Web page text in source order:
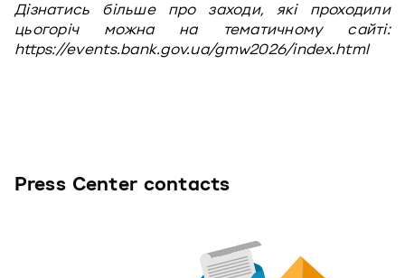
Дізнатись більше про заходи, які проходили
цьогоріч можна на тематичному сайті:
https://events.bank.gov.ua/gmw2026/index.html
Press Center contacts